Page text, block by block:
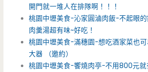
開門就一堆人在排隊啊！！！
桃園中壢美食-沁家圓滷肉飯-不起眼
肉羹湯超有味~好吃！
桃園中壢美食-滿穗園-想吃酒家菜也
大器 （邀約）
桃園中壢美食-饗燒肉亭-不用800元就